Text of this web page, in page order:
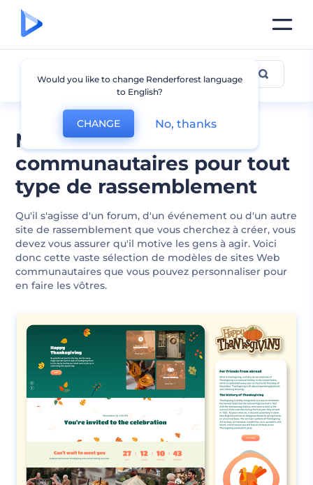
Modèles de sites Web
communautaires pour tout
type de rassemblement
Qu'il s'agisse d'un forum, d'un événement ou d'un autre
site de rassemblement que vous cherchez à créer, vous
devez vous assurer qu'il motive les gens à agir. Voici
donc cette vaste sélection de modèles de sites Web
communautaires que vous pouvez personnaliser pour
en faire les vôtres.
Communauté
Would you like to change Renderforest language
to English?
CHANGE No, thanks